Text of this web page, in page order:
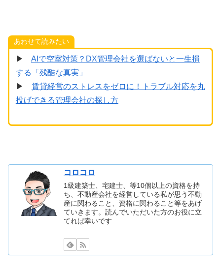
あわせて読みたい
▶ AIで空室対策？DX管理会社を選ばないと一生損
する「残酷な真実」
▶ 賃貸経営のストレスをゼロに！トラブル対応を丸
投げできる管理会社の探し方
コロコロ
1級建築士、宅建士、等10個以上の資格を持
ち、不動産会社を経営している私が思う不動
産に関わること、資格に関わること等をあげ
ていきます。読んでいただいた方のお役に立
てれば幸いです